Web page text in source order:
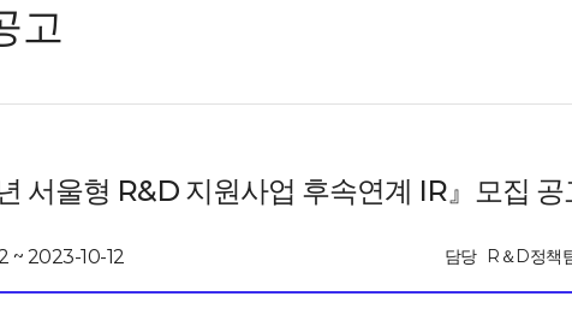
고
서울형 R&D 지원사업 후속연계 IR』모집 공
~ 2023-10-12 담당 R＆D정책